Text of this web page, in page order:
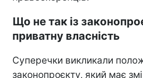
Що не так із
приватну власність
Суперечки викликали
законопроєкту, який має